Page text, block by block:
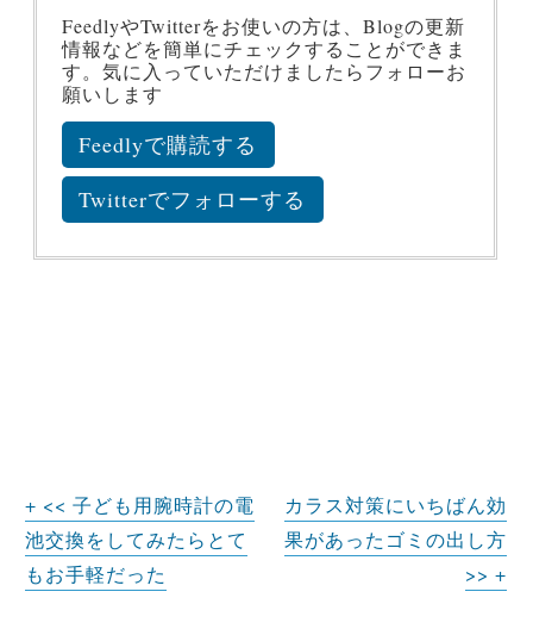
FeedlyやTwitterをお使いの方は、Blogの更新
情報などを簡単にチェックすることができま
す。気に入っていただけましたらフォローお
願いします
Feedlyで購読する
Twitterでフォローする
カラス対策にいちばん効
果があったゴミの出し方
>>
<< 子ども用腕時計の電
池交換をしてみたらとて
もお手軽だった